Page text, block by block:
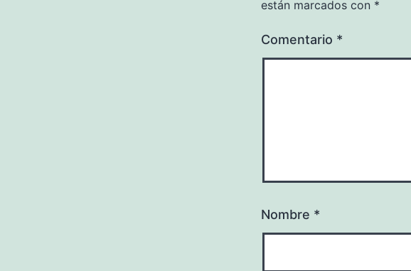
están marcados con *
Comentario *
Nombre *